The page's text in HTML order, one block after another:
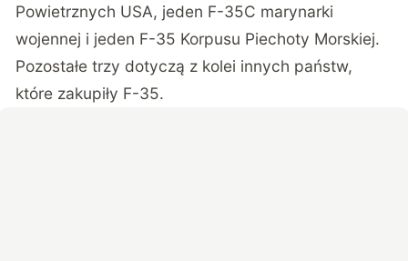
Powietrznych USA, jeden F-35C marynarki
wojennej i jeden F-35 Korpusu Piechoty Morskiej.
Pozostałe trzy dotyczą z kolei innych państw,
które zakupiły F-35.